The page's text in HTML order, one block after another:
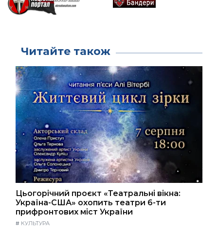
Читайте також
Цьогорічний проєкт «Театральні вікна:
Україна-США» охопить театри 6-ти
прифронтових міст України
# КУЛЬТУРА